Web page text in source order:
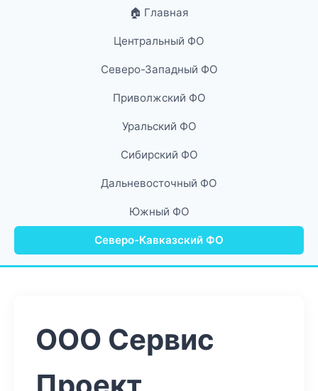
🏠 Главная
Центральный ФО
Северо-Западный ФО
Приволжский ФО
Уральский ФО
Сибирский ФО
Дальневосточный ФО
Южный ФО
Северо-Кавказский ФО
ООО Сервис